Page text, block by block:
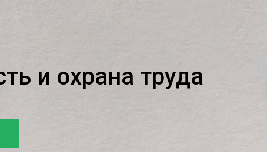
и охрана труда